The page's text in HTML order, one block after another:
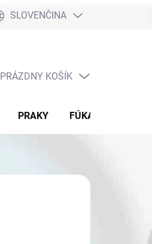
SLOVENČINA
NÁKUPNÝ
PRÁZDNY KOŠÍK
PRAKY FÚKAČKY